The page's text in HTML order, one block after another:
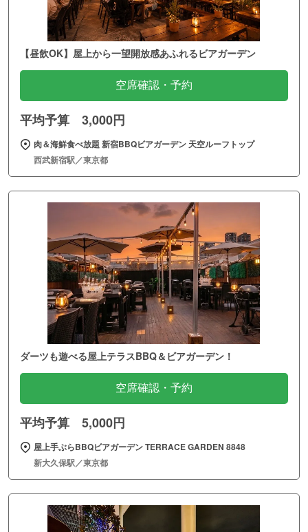
【昼飲OK】屋上から一望開放感あふれるビアガーデン
空席確認・予約
平均予算 3,000円
肉＆海鮮食べ放題 新宿BBQビアガーデン 天空ルーフトップ
西武新宿駅／東京都
ダーツも遊べる屋上テラスBBQ＆ビアガーデン！
空席確認・予約
平均予算 5,000円
屋上手ぶらBBQビアガーデン TERRACE GARDEN 8848
新大久保駅／東京都